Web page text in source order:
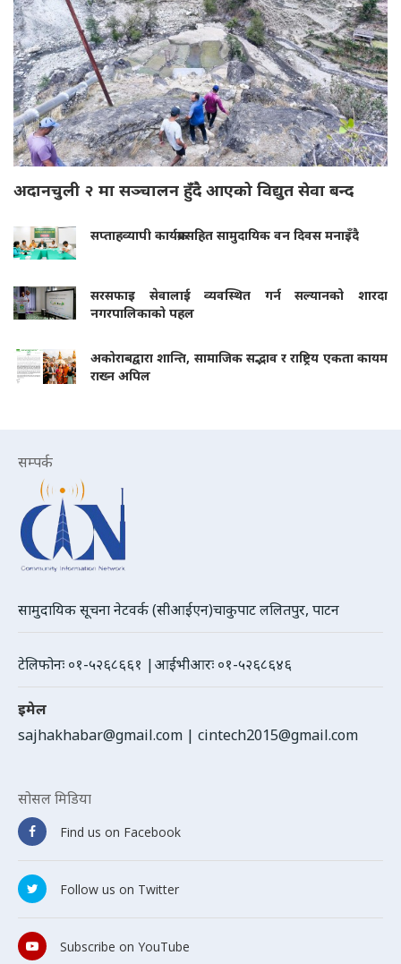
अदानचुली २ मा सञ्चालन हुँदै आएको विद्युत सेवा बन्द
सप्ताहव्यापी कार्यक्रमसहित सामुदायिक वन दिवस मनाइँदै
सरसफाइ सेवालाई व्यवस्थित गर्न सल्यानको शारदा
नगरपालिकाको पहल
अकोराबद्वारा शान्ति, सामाजिक सद्भाव र राष्ट्रिय एकता कायम
राख्न अपिल
सम्पर्क
सामुदायिक सूचना नेटवर्क (सीआईएन)चाकुपाट ललितपुर, पाटन
टेलिफोनः ०१-५२६८६६१ |आईभीआरः ०१-५२६८६४६
इमेल
sajhakhabar@gmail.com | cintech2015@gmail.com
सोसल मिडिया
Find us on Facebook
Follow us on Twitter
Subscribe on YouTube